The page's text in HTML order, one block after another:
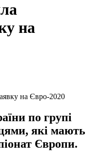
на
по групі
які мають
Європи.